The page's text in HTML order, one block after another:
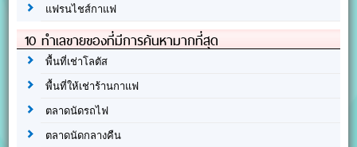
แฟรนไชส์กาแฟ
10 ทำเลขายของที่มีการค้นหามากที่สุด
พื้นที่เช่าโลตัส
พื้นที่ให้เช่าร้านกาแฟ
ตลาดนัดรถไฟ
ตลาดนัดกลางคืน